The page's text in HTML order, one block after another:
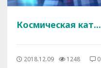
Космическая кат...
2018.12.09 1248 0